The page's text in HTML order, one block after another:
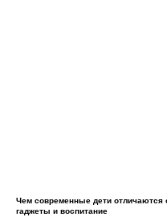
Чем современные дети отличаются
гаджеты и воспитание